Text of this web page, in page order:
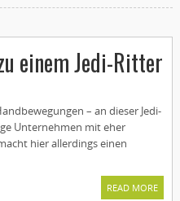
einem Jedi-Ritter
– an dieser Jedi-
Unternehmen mit eher
hier allerdings einen
READ MORE